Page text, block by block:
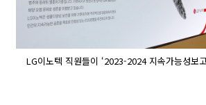
LG이노텍 직원들이 ‘2023-2024 지속가능성보